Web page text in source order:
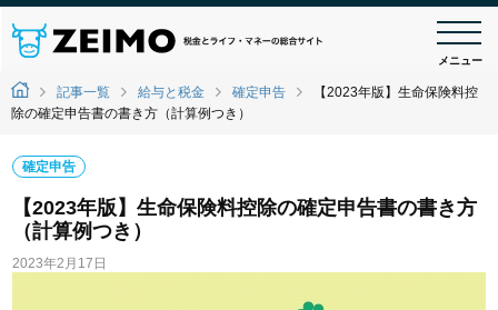
メニュー
記事一覧 給与と税金 確定申告
【2023年版】生命保険料控
除の確定申告書の書き方（計算例つき）
確定申告
【2023年版】生命保険料控除の確定申告書の書き方
（計算例つき）
2023年2月17日